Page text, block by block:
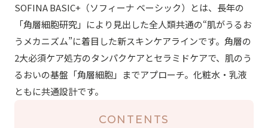
SOFINA BASIC+（ソフィーナ ベーシック）とは、長年の
「角層細胞研究」により見出した全人類共通の“肌がうるお
うメカニズム”に着目した新スキンケアラインです。角層の
2大必須ケア処方のタンパクケアとセラミドケアで、肌のう
るおいの基盤「角層細胞」までアプローチ。化粧水・乳液
ともに共通設計です。
CONTENTS